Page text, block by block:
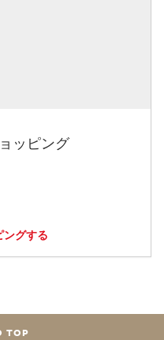
ッピング
グする
TOP